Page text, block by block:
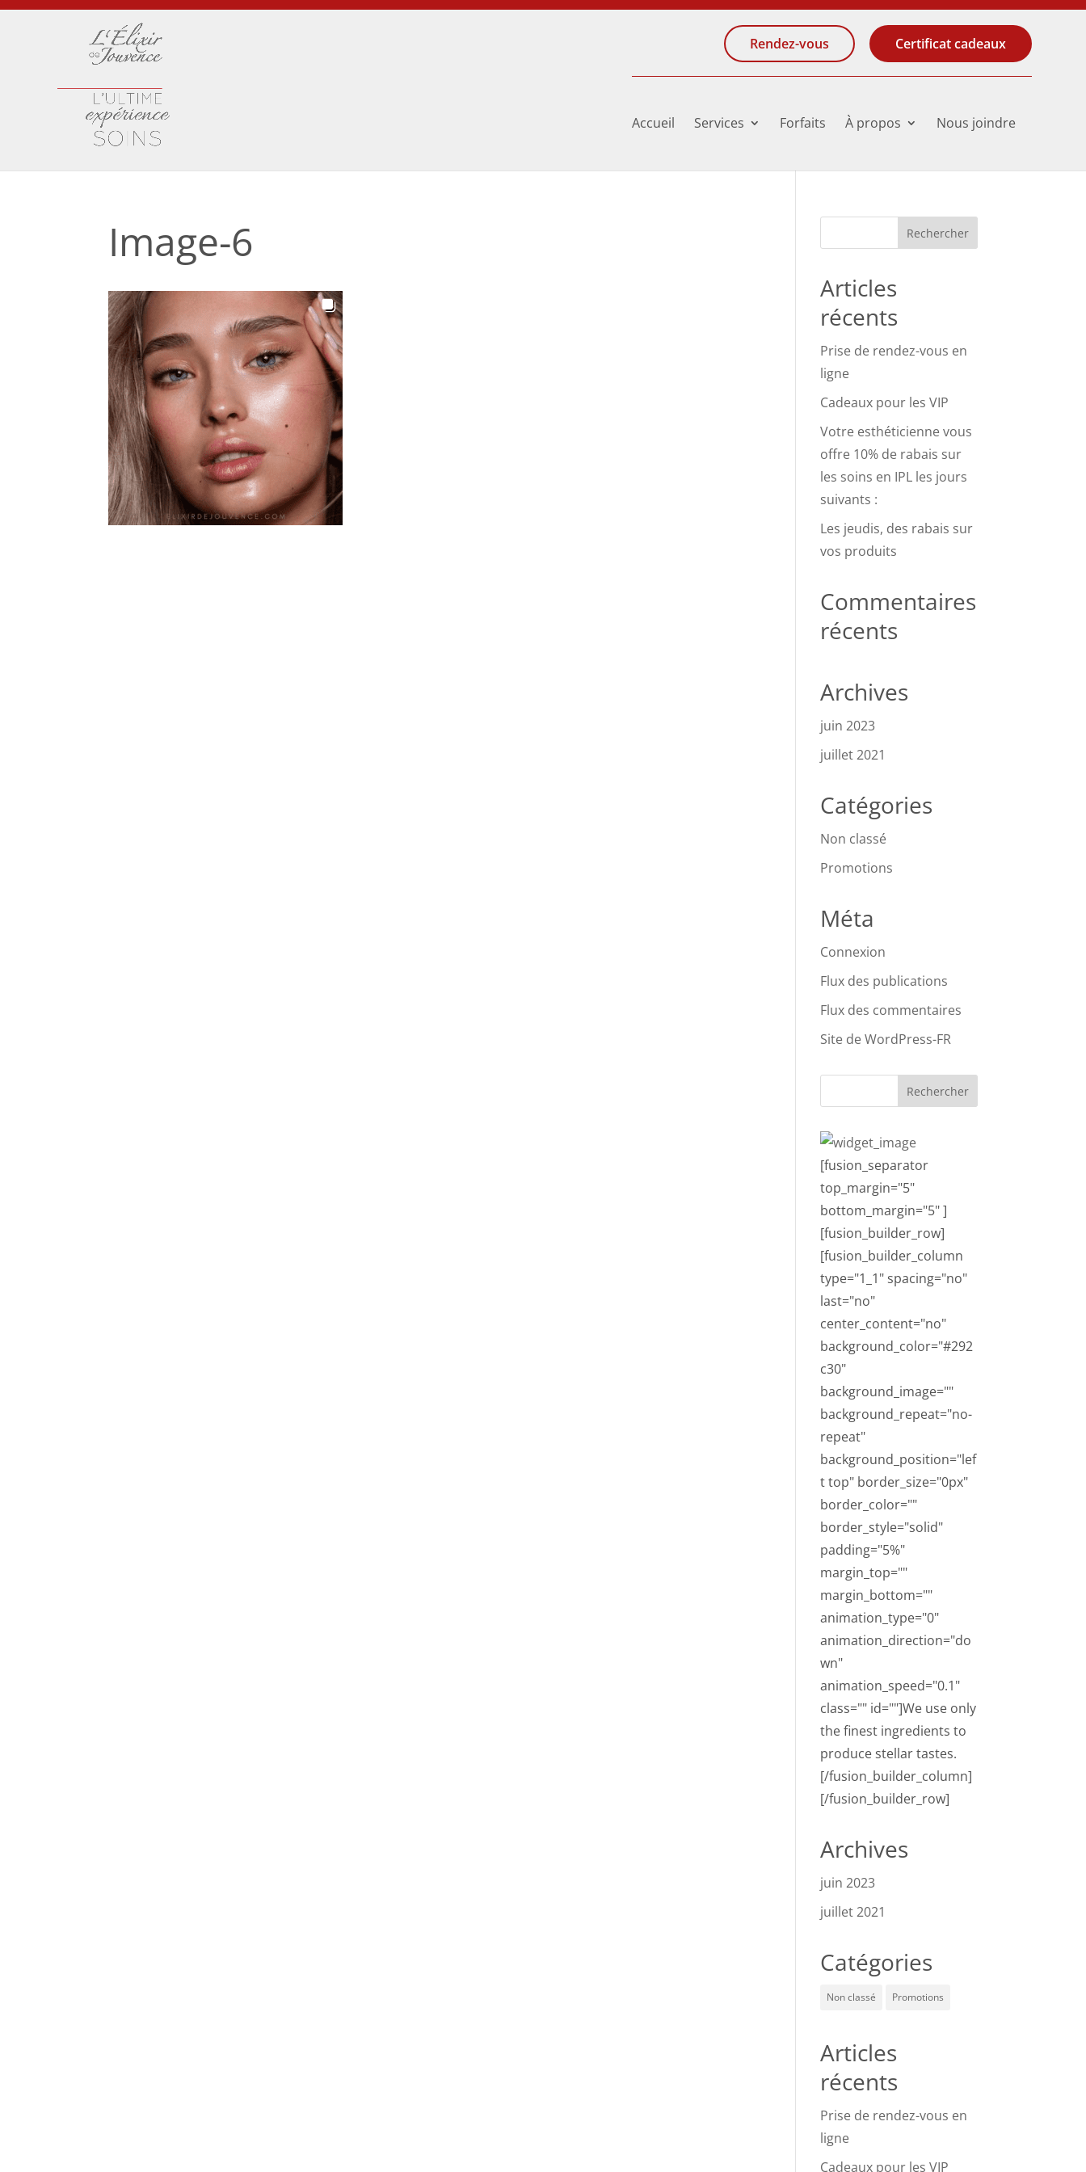
Rendez-vous Certificat cadeaux
Accueil Services Forfaits À propos Nous joindre
Image-6
Articles
récents
Prise de rendez-vous en
ligne
Cadeaux pour les VIP
Votre esthéticienne vous
offre 10% de rabais sur
les soins en IPL les jours
suivants :
Les jeudis, des rabais sur
vos produits
Commentaires
récents
Archives
juin 2023
juillet 2021
Catégories
Non classé
Promotions
Méta
Connexion
Flux des publications
Flux des commentaires
Site de WordPress-FR
[fusion_separator
top_margin="5"
bottom_margin="5" ]
[fusion_builder_row]
[fusion_builder_column
type="1_1" spacing="no"
last="no"
center_content="no"
background_color="#292
c30"
background_image=""
background_repeat="no-
repeat"
background_position="lef
t top" border_size="0px"
border_color=""
border_style="solid"
padding="5%"
margin_top=""
margin_bottom=""
animation_type="0"
animation_direction="do
wn"
animation_speed="0.1"
class="" id=""]We use only
the finest ingredients to
produce stellar tastes.
[/fusion_builder_column]
[/fusion_builder_row]
Archives
juin 2023
juillet 2021
Catégories
Non classé Promotions
Articles
récents
Prise de rendez-vous en
ligne
Cadeaux pour les VIP